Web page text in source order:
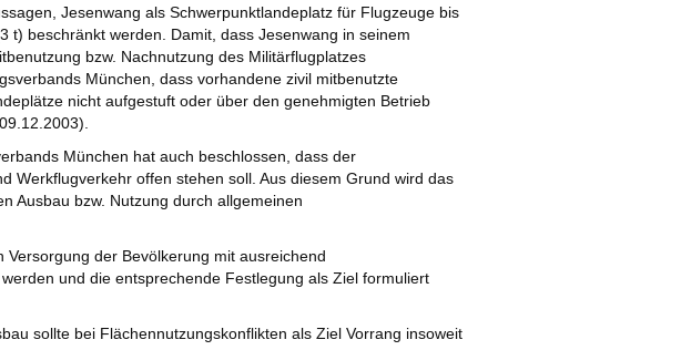
Jesenwang als Schwerpunktlandeplatz für Flugzeuge bis
beschränkt werden. Damit, dass Jesenwang in seinem
bzw. Nachnutzung des Militärflugplatzes
München, dass vorhandene zivil mitbenutzte
nicht aufgestuft oder über den genehmigten Betrieb
München hat auch beschlossen, dass der
Werkflugverkehr offen stehen soll. Aus diesem Grund wird das
Ausbau bzw. Nutzung durch allgemeinen
der Bevölkerung mit ausreichend
und die entsprechende Festlegung als Ziel formuliert
sollte bei Flächennutzungskonflikten als Ziel Vorrang insoweit